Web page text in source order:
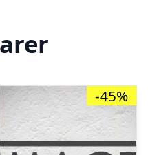
-45%